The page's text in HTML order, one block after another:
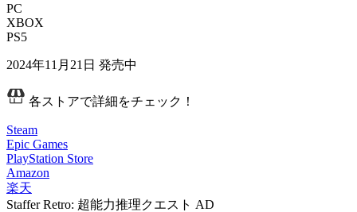
PC
XBOX
PS5
2024年11月21日 発売中
各ストアで詳細をチェック！
Steam
Epic Games
PlayStation Store
Amazon
楽天
Staffer Retro: 超能力推理クエスト AD